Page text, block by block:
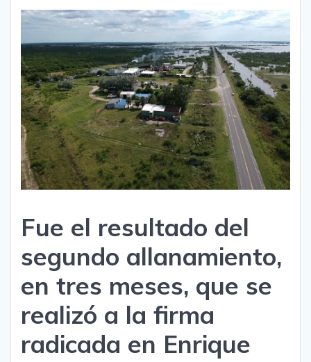
Fue el resultado del
segundo allanamiento,
en tres meses, que se
realizó a la firma
radicada en Enrique